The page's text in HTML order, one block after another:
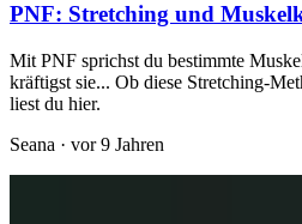
PNF: Stretching und
Mit PNF sprichst du bestimmte
kräftigst sie... Ob diese Stretching-
liest du hier.
Seana · vor 9 Jahren